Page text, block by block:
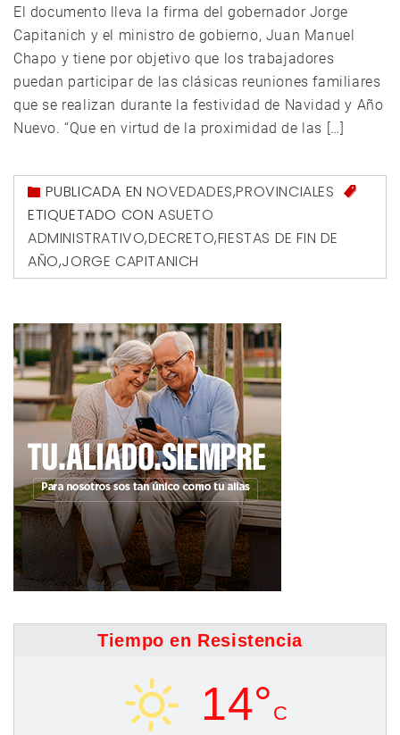
El documento lleva la firma del gobernador Jorge
Capitanich y el ministro de gobierno, Juan Manuel
Chapo y tiene por objetivo que los trabajadores
puedan participar de las clásicas reuniones familiares
que se realizan durante la festividad de Navidad y Año
Nuevo. “Que en virtud de la proximidad de las […]
PUBLICADA ENNOVEDADES,PROVINCIALES
ETIQUETADO CON ASUETO
ADMINISTRATIVO,DECRETO,FIESTAS DE FIN DE
AÑO,JORGE CAPITANICH
Tiempo en Resistencia
14° C